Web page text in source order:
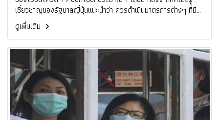
เชี่ยวชาญของรัฐบาลญี่ปุ่นแนะนำว่า ควรดำเนินมาตรการต่างๆ ที่มี
อยู่ในปัจจุบันต่อไปอีกระยะหนึ่ง
ดูเพิ่มเติม